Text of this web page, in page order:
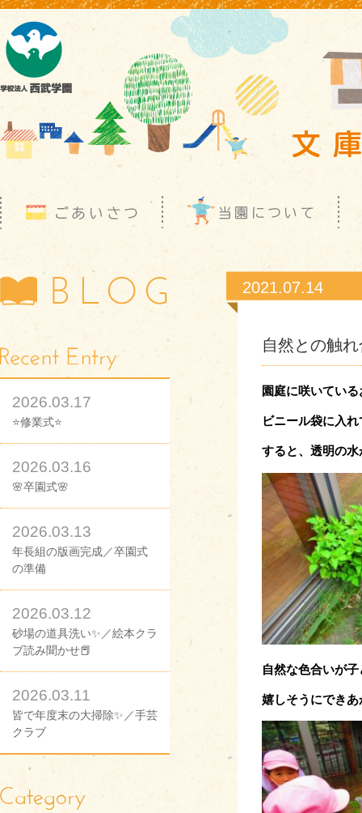
2026.03.17
⭐修業式⭐
2026.03.16
🌸卒園式🌸
2026.03.13
年長組の版画完成／卒園式
の準備
2026.03.12
砂場の道具洗い✨／絵本クラ
ブ読み聞かせ📕
2026.03.11
皆で年度末の大掃除✨／手芸
クラブ
2021.07.14
自然との触
園庭に咲いてい
ビニール袋に入
すると、透明の
自然な色合いが
嬉しそうにでき